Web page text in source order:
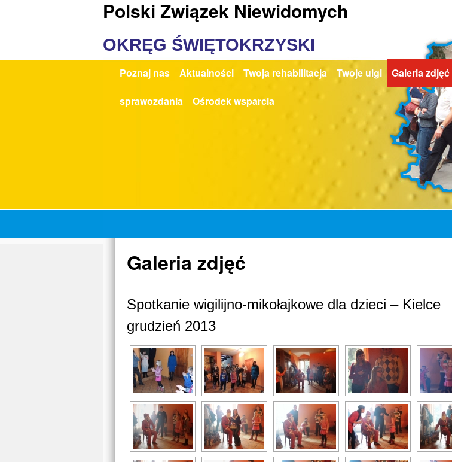
Polski Związek Niewidomych
OKRĘG ŚWIĘTOKRZYSKI
Poznaj nas Aktualności Twoja rehabilitacja Twoje ulgi Galeria zdjęć
sprawozdania Ośrodek wsparcia
Galeria zdjęć
Spotkanie wigilijno-mikołajkowe dla dzieci – Kielce
grudzień 2013